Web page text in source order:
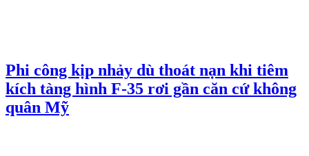
Phi công kịp nhảy dù thoát nạn khi tiêm
kích tàng hình F-35 rơi gần căn cứ không
quân Mỹ